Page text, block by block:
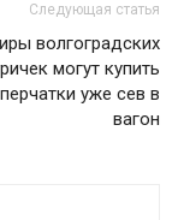
Следующая статья
волгоградских
могут купить
уже сев в
вагон